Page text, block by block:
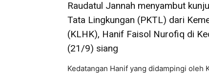
Raudatul Jannah menyambut
Tata Lingkungan (PKTL) dari
(KLHK), Hanif Faisol Nurofiq di
(21/9) siang
Kedatangan Hanif yang didampingi oleh